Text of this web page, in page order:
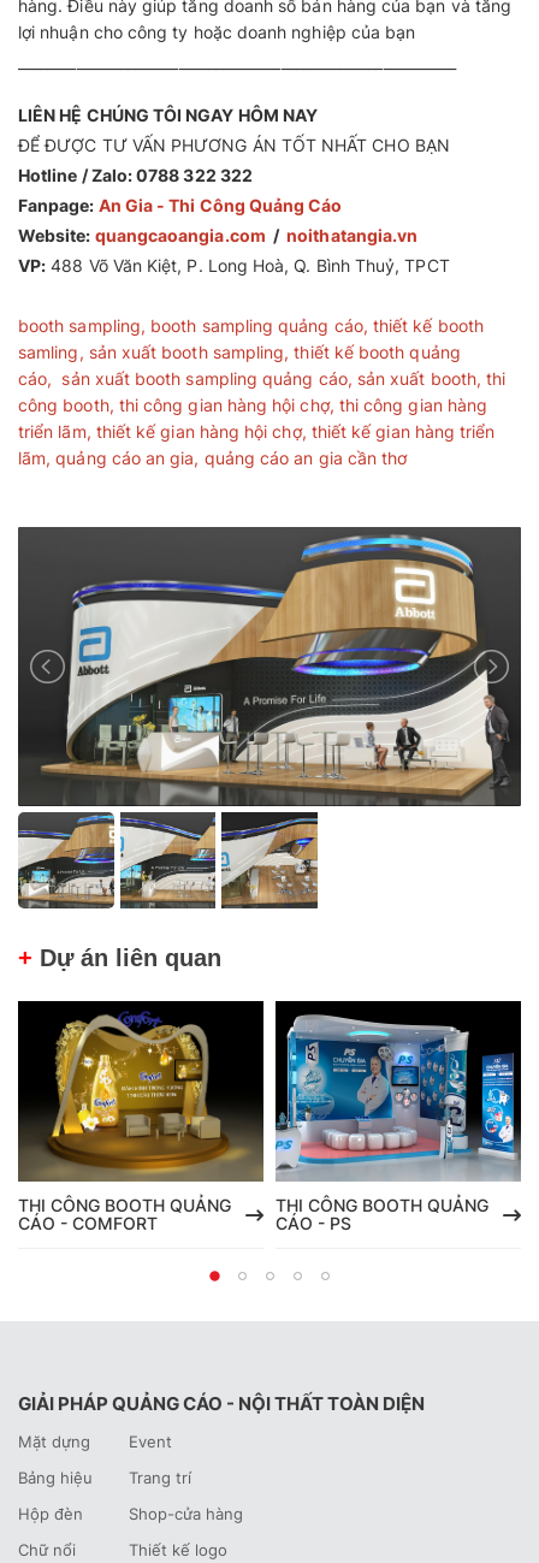
hàng. Điều này giúp tăng doanh số bán hàng của bạn và tăng
lợi nhuận cho công ty hoặc doanh nghiệp của bạn
LIÊN HỆ CHÚNG TÔI NGAY HÔM NAY
ĐỂ ĐƯỢC TƯ VẤN PHƯƠNG ÁN TỐT NHẤT CHO BẠN
Hotline / Zalo: 0788 322 322
Fanpage: An Gia - Thi Công Quảng Cáo
Website: quangcaoangia.com /noithatangia.vn
VP: 488 Võ Văn Kiệt, P. Long Hoà, Q. Bình Thuỷ, TPCT
booth sampling, booth sampling quảng cáo, thiết kế booth
samling, sản xuất booth sampling,thiết kế booth quảng
cáo, sản xuất booth sampling quảng cáo, sản xuất booth,thi
công booth, thi công gian hàng hội chợ, thi công gian hàng
triển lãm, thiết kế gian hàng hội chợ, thiết kế gian hàng triển
lãm,quảng cáo an gia, quảng cáo an gia cần thơ
+ Dự án liên quan
THI CÔNG BOOTH QUẢNG
CÁO - COMFORT
THI CÔNG BOOTH QUẢNG
CÁO - PS
GIẢI PHÁP QUẢNG CÁO - NỘI THẤT TOÀN DIỆN
Mặt dựng
Bảng hiệu
Hộp đèn
Chữ nổi
Event
Trang trí
Shop-cửa hàng
Thiết kế logo